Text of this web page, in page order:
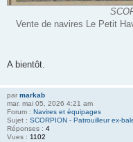
Vente de navires Le Petit
A bientôt.
par markab
mar. mai 05, 2026 4:21 am
Forum : Navires et équipages
Sujet : SCORPION - Patrouilleur ex-
Réponses : 4
Vues : 1102